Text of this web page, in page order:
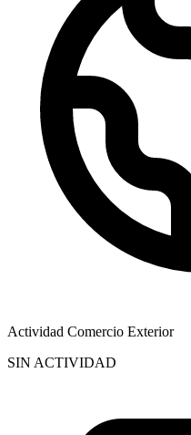
Actividad Comercio Exterior
SIN ACTIVIDAD